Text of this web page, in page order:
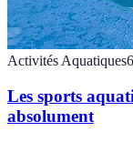
Activités Aquatiques6
Les sports
absolument